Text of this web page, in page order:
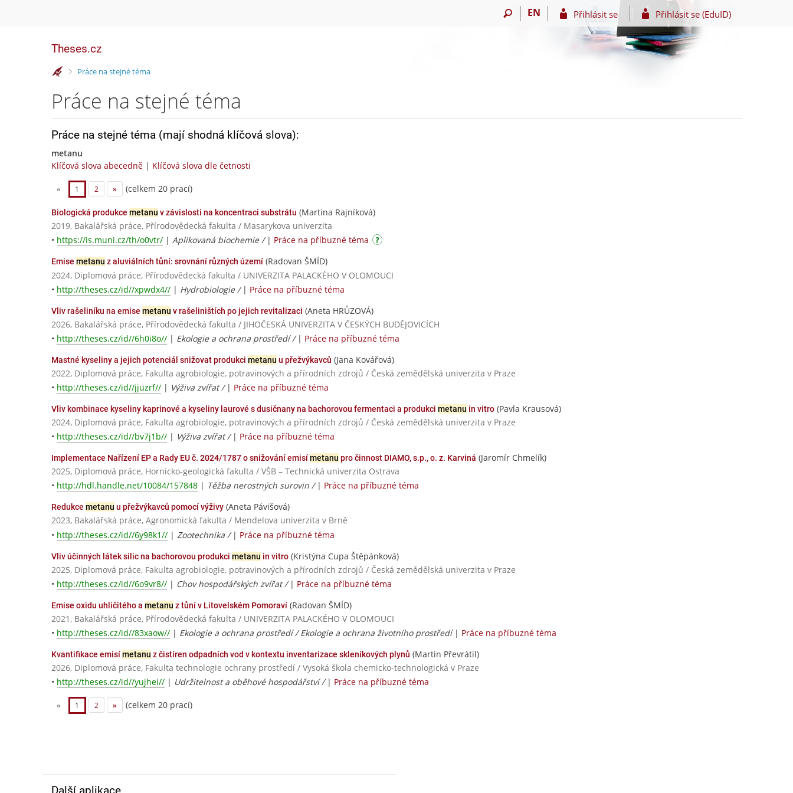
EN Přihlásit se Přihlásit se (EduID)
Theses.cz
>Práce na stejné téma
Práce na stejné téma
Práce na stejné téma (mají shodná klíčová slova):
metanu
Klíčová slova abecedně | Klíčová slova dle četnosti
« 1 2 » (celkem 20 prací)
Biologická produkce metanu v závislosti na koncentraci substrátu (Martina Rajníková)
2019, Bakalářská práce, Přírodovědecká fakulta / Masarykova univerzita
• https://is.muni.cz/th/o0vtr/ | Aplikovaná biochemie / | Práce na příbuzné téma
Emise metanu z aluviálních tůní: srovnání různých území (Radovan ŠMÍD)
2024, Diplomová práce, Přírodovědecká fakulta / UNIVERZITA PALACKÉHO V OLOMOUCI
• http://theses.cz/id//xpwdx4// | Hydrobiologie / | Práce na příbuzné téma
Vliv rašeliníku na emise metanu v rašeliništích po jejich revitalizaci (Aneta HRŮZOVÁ)
2026, Bakalářská práce, Přírodovědecká fakulta / JIHOČESKÁ UNIVERZITA V ČESKÝCH BUDĚJOVICÍCH
• http://theses.cz/id//6h0i8o// | Ekologie a ochrana prostředí / | Práce na příbuzné téma
Mastné kyseliny a jejich potenciál snižovat produkci metanu u přežvýkavců (Jana Kovářová)
2022, Diplomová práce, Fakulta agrobiologie, potravinových a přírodních zdrojů / Česká zemědělská univerzita v Praze
• http://theses.cz/id//jjuzrf// | Výživa zvířat / | Práce na příbuzné téma
Vliv kombinace kyseliny kaprinové a kyseliny laurové s dusičnany na bachorovou fermentaci a produkci metanu in vitro (Pavla Krausová)
2024, Diplomová práce, Fakulta agrobiologie, potravinových a přírodních zdrojů / Česká zemědělská univerzita v Praze
• http://theses.cz/id//bv7j1b// | Výživa zvířat / | Práce na příbuzné téma
Implementace Nařízení EP a Rady EU č. 2024/1787 o snižování emisímetanu pro činnost DIAMO, s.p., o. z. Karviná (Jaromír Chmelík)
2025, Diplomová práce, Hornicko-geologická fakulta / VŠB – Technická univerzita Ostrava
• http://hdl.handle.net/10084/157848 | Těžba nerostných surovin / | Práce na příbuzné téma
Redukce metanu u přežvýkavců pomocí výživy (Aneta Pávišová)
2023, Bakalářská práce, Agronomická fakulta / Mendelova univerzita v Brně
• http://theses.cz/id//6y98k1// | Zootechnika / | Práce na příbuzné téma
Vliv účinných látek silic na bachorovou produkci metanu in vitro (Kristýna Cupa Štěpánková)
2025, Diplomová práce, Fakulta agrobiologie, potravinových a přírodních zdrojů / Česká zemědělská univerzita v Praze
• http://theses.cz/id//6o9vr8// | Chov hospodářských zvířat / | Práce na příbuzné téma
Emise oxidu uhličitého a metanu z tůní v Litovelském Pomoraví (Radovan ŠMÍD)
2021, Bakalářská práce, Přírodovědecká fakulta / UNIVERZITA PALACKÉHO V OLOMOUCI
• http://theses.cz/id//83xaow// | Ekologie a ochrana prostředí / Ekologie a ochrana životního prostředí| Práce na příbuzné téma
Kvantifikace emisímetanu z čistíren odpadních vod v kontextu inventarizace skleníkových plynů (Martin Převrátil)
2026, Diplomová práce, Fakulta technologie ochrany prostředí / Vysoká škola chemicko-technologická v Praze
• http://theses.cz/id//yujhei// | Udržitelnost a oběhové hospodářství / | Práce na příbuzné téma
« 1 2 » (celkem 20 prací)